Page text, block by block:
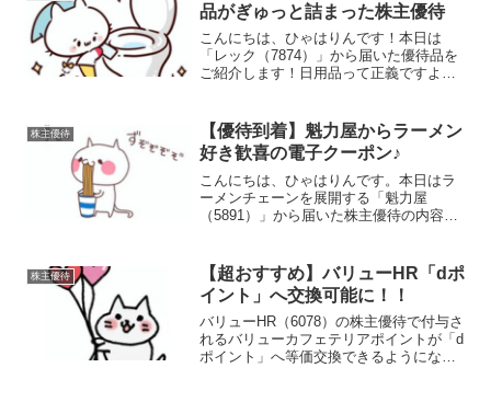
品がぎゅっと詰まった株主優待
こんにちは、ひゃはりんです！本日は
「レック（7874）」から届いた優待品を
ご紹介します！日用品って正義ですよ
ん」セスキ+メラミンクリーナー足冷え女
子の靴下 厚手ハイソ...
株主優待
【優待到着】魁力屋からラーメン
好き歓喜の電子クーポン♪
こんにちは、ひゃはりんです。本日はラ
ーメンチェーンを展開する「魁力屋
（5891）」から届いた株主優待の内容を
回）100株以上自社店舗で利用可能な
1,000円相当の電子チ...
株主優待
【超おすすめ】バリューHR「dポ
イント」へ交換可能に！！
バリューHR（6078）の株主優待で付与さ
れるバリューカフェテリアポイントが「d
ポイント」へ等価交換できるようになり